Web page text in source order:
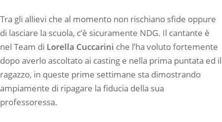
Tra gli allievi che al momento non rischiano sfide oppure
di lasciare la scuola, c’è sicuramente NDG. Il cantante è
nel Team di Lorella Cuccarini che l’ha voluto fortemente
dopo averlo ascoltato ai casting e nella prima puntata ed il
ragazzo, in queste prime settimane sta dimostrando
ampiamente di ripagare la fiducia della sua
professoressa.